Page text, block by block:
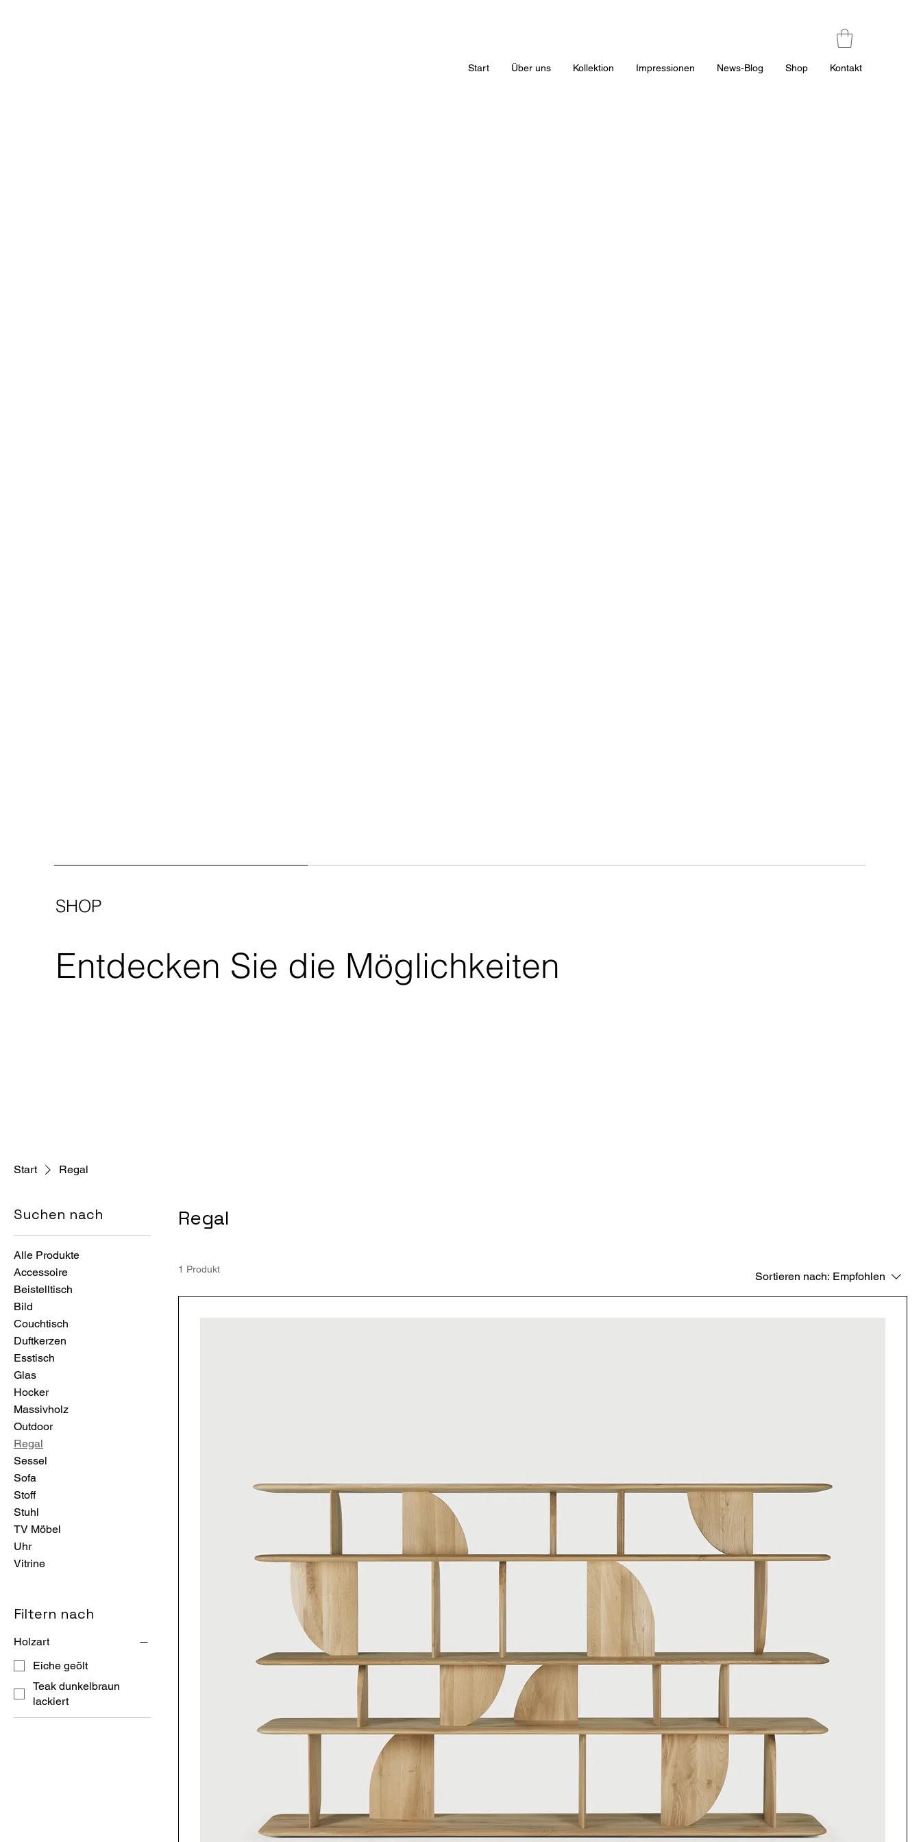
Start Über uns Kollektion Impressionen News-Blog Shop Kontakt
SHOP
Entdecken Sie die Möglichkeiten
Start Regal
Suchen nach
Alle Produkte
Accessoire
Beistelltisch
Bild
Couchtisch
Duftkerzen
Esstisch
Glas
Hocker
Massivholz
Outdoor
Regal
Sessel
Sofa
Stoff
Stuhl
TV Möbel
Uhr
Vitrine
Filtern nach
Holzart
Eiche geölt
Teak dunkelbraun
lackiert
Regal
1 Produkt
Sortieren nach: Empfohlen